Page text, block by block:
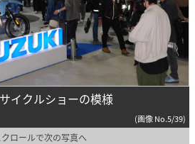
イクルショーの模様
(画像 No.5/39)
ロールで次の写真へ